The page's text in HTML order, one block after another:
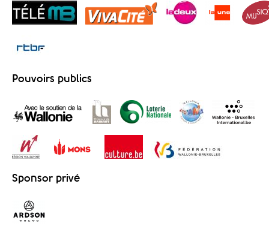
Pouvoirs publics
Sponsor privé